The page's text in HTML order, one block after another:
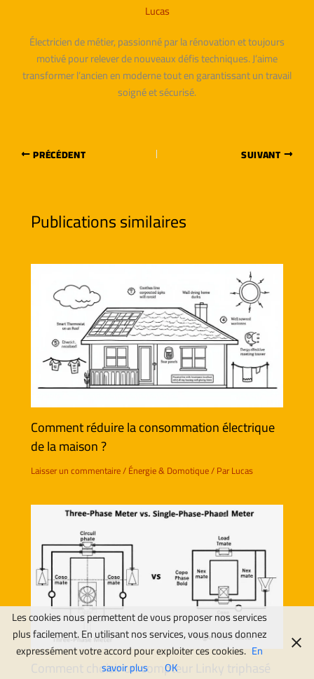
Lucas
Électricien de métier, passionné par la rénovation et toujours
motivé pour relever de nouveaux défis techniques. J’aime
transformer l’ancien en moderne tout en garantissant un travail
soigné et sécurisé.
PRÉCÉDENT SUIVANT
Publications similaires
Comment réduire la consommation électrique
de la maison ?
Laisser un commentaire/Énergie & Domotique/ ParLucas
Comment choisir un compteur Linky triphasé
Les cookies nous permettent de vous proposer nos services
plus facilement. En utilisant nos services, vous nous donnez
expressément votre accord pour exploiter ces cookies. En
savoir plus
OK